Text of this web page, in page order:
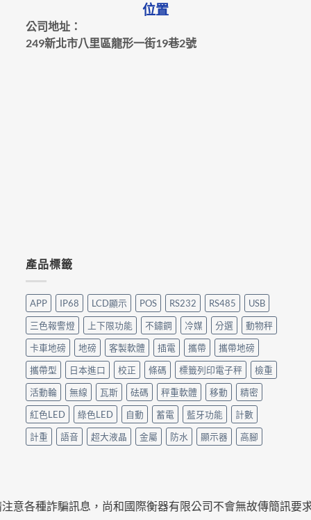
位置
公司地址：
249新北市八里區龍形一街19巷2號
產品標籤
APP IP68 LCD顯示 POS RS232 RS485
USB
三色報警燈
上下限功能 不鏽鋼 冷媒 分選
動物秤
卡車地磅
地磅 客製軟體 插電 攜帶
攜帶地磅
攜帶型
日本進口 校正 條碼 標籤列印電子秤
檢重
活動輪
無線 瓦斯 砝碼 秤重軟體 移動
精密
紅色LED
綠色LED 自動 蓄電 藍牙功能
計數
計重
語音 超大液晶 金屬 防水 顯示器 高腳
種詐騙訊息，尚和國際衡器有限公司不會無故傳簡訊要求匯